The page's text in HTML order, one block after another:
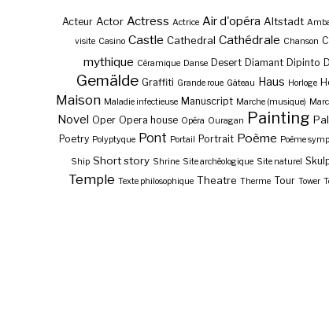
Acteur Actor Actress Actrice Air d'opéra Altstadt
visite Casino Castle Cathedral Cathédrale Chanson
mythique Céramique Danse Desert Diamant Dipinto
Gemälde Graffiti Grande roue Gâteau Haus Horloge
Maison Maladie infectieuse Manuscript Marche (musique)
Novel Oper Opera house Opéra Ouragan Painting
Poetry Polyptyque Pont Portail Portrait Poème Poème
Ship Short story Shrine Site archéologique Site naturel
Temple Texte philosophique Theatre Therme Tour Tower